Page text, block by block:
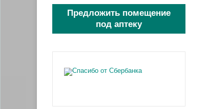
Предложить помещение
под аптеку